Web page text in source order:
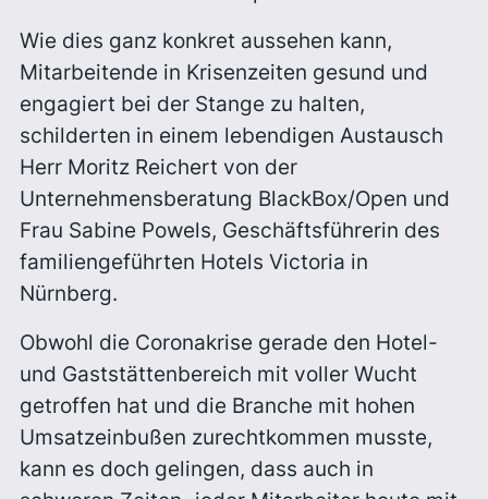
Wie dies ganz konkret aussehen kann,
Mitarbeitende in Krisenzeiten gesund und
engagiert bei der Stange zu halten,
schilderten in einem lebendigen Austausch
Herr Moritz Reichert von der
Unternehmensberatung BlackBox/Open und
Frau Sabine Powels, Geschäftsführerin des
familiengeführten Hotels Victoria in
Nürnberg.
Obwohl die Coronakrise gerade den Hotel-
und Gaststättenbereich mit voller Wucht
getroffen hat und die Branche mit hohen
Umsatzeinbußen zurechtkommen musste,
kann es doch gelingen, dass auch in